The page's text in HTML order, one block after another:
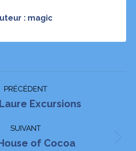
: magic
PRÉCÉDENT
Article
:
Excursions
SUIVANT
Article
of Cocoa